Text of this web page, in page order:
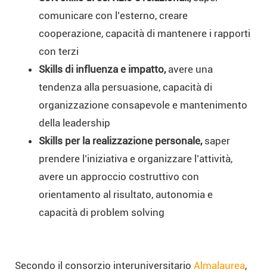
comunicare con l’esterno, creare
cooperazione, capacità di mantenere i rapporti
con terzi
Skills di influenza e impatto, avere una
tendenza alla persuasione, capacità di
organizzazione consapevole e mantenimento
della leadership
Skills per la realizzazione personale, saper
prendere l’iniziativa e organizzare l’attività,
avere un approccio costruttivo con
orientamento al risultato, autonomia e
capacità di problem solving
Secondo il consorzio interuniversitario Almalaurea,